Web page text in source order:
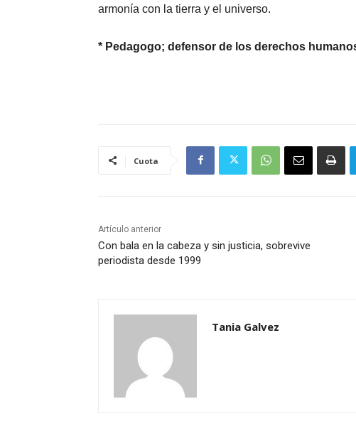
armonía con la tierra y el universo.
* Pedagogo; defensor de los derechos
Cuota
Artículo anterior
Con bala en la cabeza y sin justicia, sobrevive
periodista desde 1999
Tania Galvez